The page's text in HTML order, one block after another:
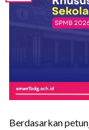
Berdasarkan